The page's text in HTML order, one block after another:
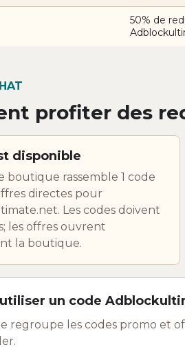
50% de
profiter des
disponible
boutique rassemble 1 code
directes pour
Les codes doivent
les offres ouvrent
la boutique.
un code
regroupe les codes promo et